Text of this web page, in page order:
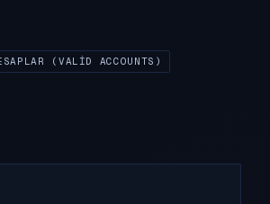
(VALID ACCOUNTS)